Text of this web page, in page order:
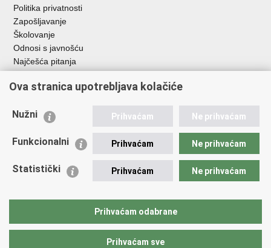
Politika privatnosti
Zapošljavanje
Školovanje
Odnosi s javnošću
Najčešća pitanja
Važne poveznice
EMN Nacionalna kontaktna točka za Republiku Hrvatsku
Policijska akademija
Zaklada policijske solidarnosti
Sindikati
Ova stranica upotrebljava kolačiće
Nužni Prihvaćam Ne prihvaćam
Funkcionalni Prihvaćam Ne prihvaćam
Statistički Prihvaćam Ne prihvaćam
Prihvaćam odabrane
Prihvaćam sve